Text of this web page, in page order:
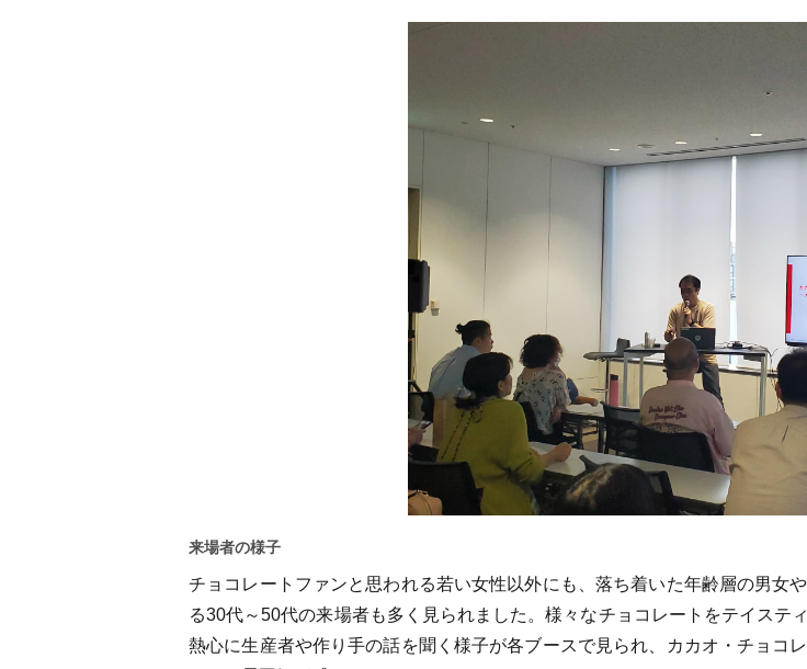
来場者の様子
チョコレートファンと思われる若い女性以外にも、落ち着いた年齢層の男女
る30代～50代の来場者も多く見られました。様々なチョコレートをテイステ
熱心に生産者や作り手の話を聞く様子が各ブースで見られ、カカオ・チョコ